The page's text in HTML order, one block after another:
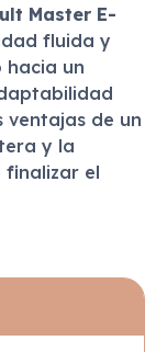
Master E-
fluida y
hacia un
ventajas de un
y la
finalizar el